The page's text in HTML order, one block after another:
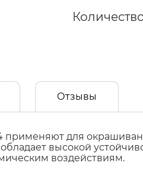
Отзывы
применяют для
высокой
воздействиям.